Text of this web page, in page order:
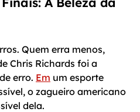
Quem erra menos,
Chris Richards foi a
erro. Em um esporte
o zagueiro americano
dela.